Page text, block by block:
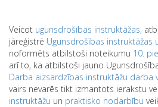
Veicot ugunsdrošības instruktāžas,
jāreģistrē Ugunsdrošības instruktāžas
noformēts atbilstoši noteikumu 10.
arī to, ka atbilstoši jauno
Darba aizsardzības instruktāžu darba
vairs nevarēs tikt izmantots ierakstu
instruktāžu un praktisko nodarbību